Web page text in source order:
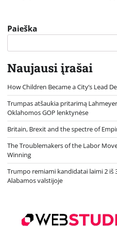
Paieška
Naujausi įrašai
How Children Became a City’s Lead
Trumpas atšaukia pritarimą
Oklahomos GOP lenktynėse
Britain, Brexit and the spectre of
The Troublemakers of the Labor
Winning
Trumpo remiami kandidatai laimi 2 iš
Alabamos valstijoje